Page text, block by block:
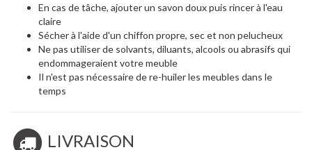
En cas de tâche, ajouter un savon doux puis rincer à l'eau
claire
Sécher à l'aide d'un chiffon propre, sec et non pelucheux
Ne pas utiliser de solvants, diluants, alcools ou abrasifs qui
endommageraient votre meuble
Il n'est pas nécessaire de re-huiler les meubles dans le
temps
LIVRAISON